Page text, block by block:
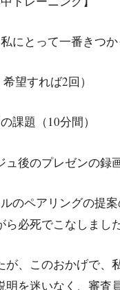
にとって一番きつか
望すれば2回）
課題（10分間）
ュ後のプレゼンの録
のペアリングの提
必死でこなしました
が、このおかげで、
明を迷いなく、審査